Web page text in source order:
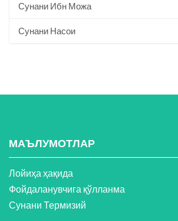
Сунани Ибн Можа
Сунани Насои
МАЪЛУМОТЛАР
Лойиҳа ҳақида
Фойдаланувчига қўлланма
Сунани Термизий